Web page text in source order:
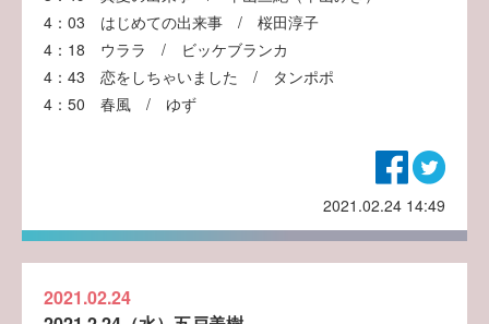
4：03 はじめての出来事 / 桜田淳子
4：18 ウララ / ビッケブランカ
4：43 恋をしちゃいました / タンポポ
4：50 春風 / ゆず
2021.02.24 14:49
2021.02.24